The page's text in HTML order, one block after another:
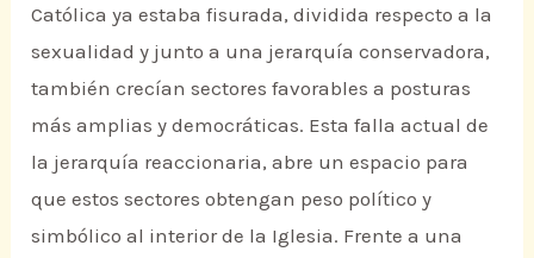
Católica ya estaba fisurada, dividida respecto a la
sexualidad y junto a una jerarquía conservadora,
también crecían sectores favorables a posturas
más amplias y democráticas. Esta falla actual de
la jerarquía reaccionaria, abre un espacio para
que estos sectores obtengan peso político y
simbólico al interior de la Iglesia. Frente a una